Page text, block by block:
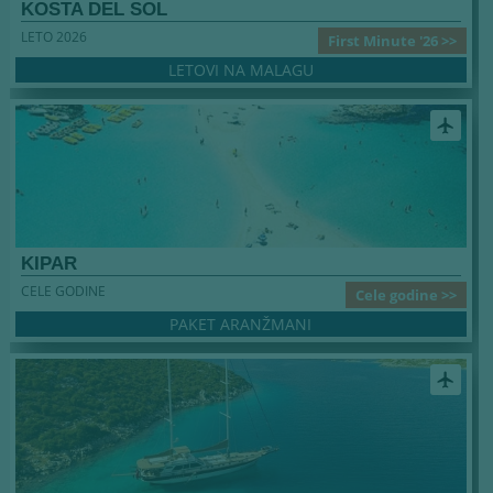
KOSTA DEL SOL
First Minute '26 >>
LETO 2026
LETOVI NA MALAGU
airplanemode_active
KIPAR
Cele godine >>
CELE GODINE
PAKET ARANŽMANI
airplanemode_active